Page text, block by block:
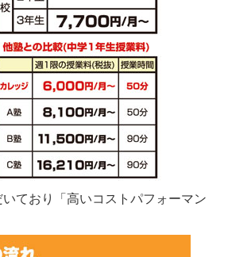
ており「高いコストパフォーマン